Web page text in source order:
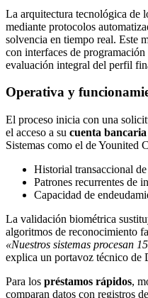
La arquitectura tecnológica de
mediante protocolos
solvencia en tiempo real. Este
con interfaces de
evaluación integral del perfil
Operativa y
El proceso inicia con una
el acceso a su cuenta bancaria
Sistemas como el de Younited
Historial transaccional
Patrones recurrentes de
Capacidad de
La validación biométrica
algoritmos de reconocimiento
«Nuestros sistemas procesan
explica un portavoz técnico de
Para los préstamos rápidos,
comparan datos con registros